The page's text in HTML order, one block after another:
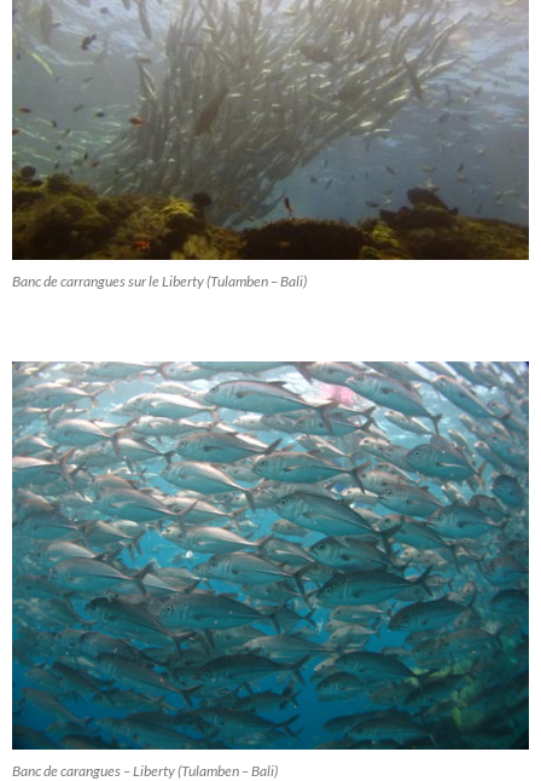
Banc de carrangues sur le Liberty (Tulamben – Bali)
Banc de carangues – Liberty (Tulamben – Bali)